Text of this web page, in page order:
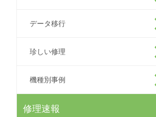
データ移行
珍しい修理
機種別事例
修理速報